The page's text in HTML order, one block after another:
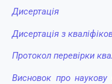
Дисертація
Дисертація з
Протокол перевірки
Висновок про наукову